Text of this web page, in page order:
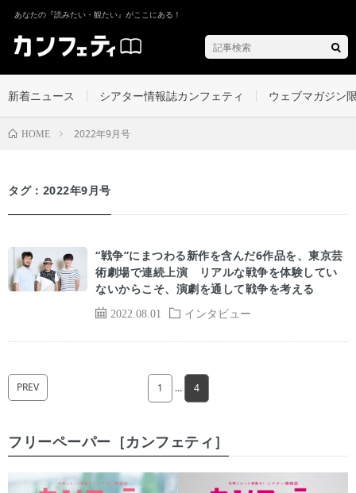
あなたの『読みたい・観たい』がここにある！
新着ニュース シアター情報誌カンフェティ ウェブマガジン
HOME 2022年9月号
タグ：2022年9月号
2022.08.01 インタビュー
“戦争”にまつわる新作を含んだ6作品を、東京芸
術劇場で連続上演 リアルな戦争を体験してい
ないからこそ、演劇を通して戦争を考える
PREV 1 … 4
フリーペーパー［カンフェティ］